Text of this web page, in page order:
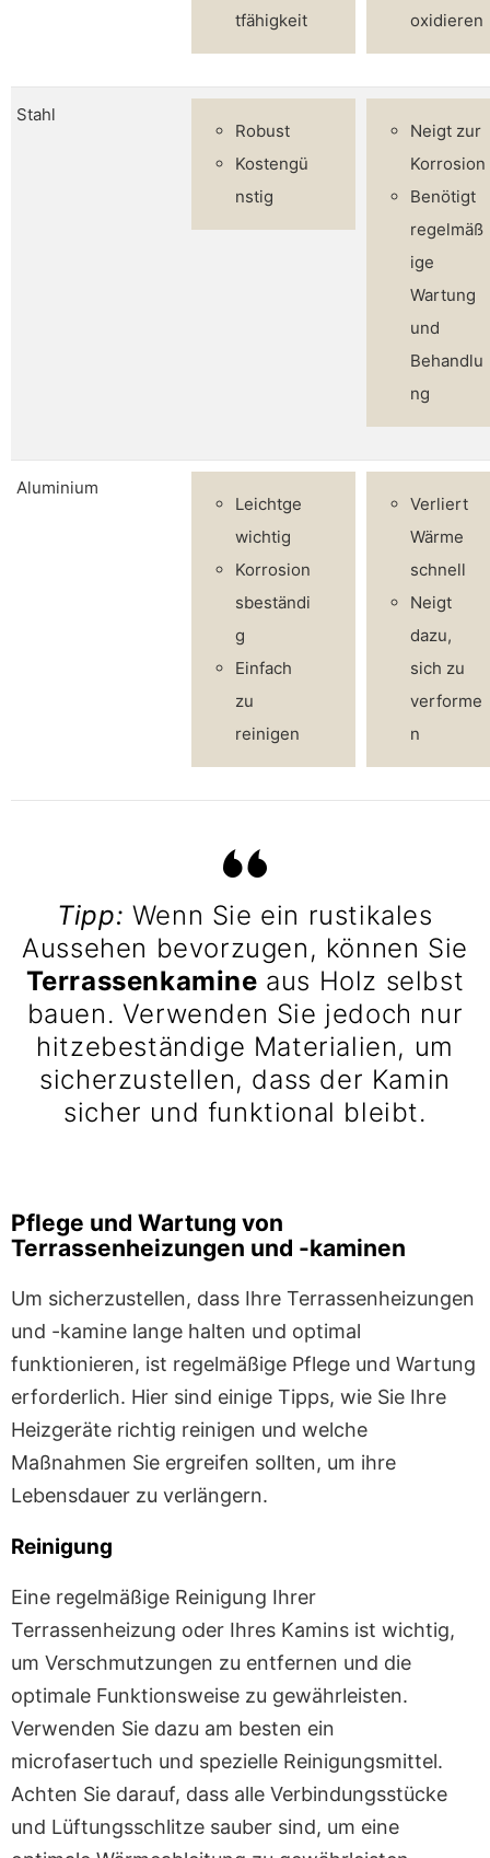
tfähigkeit
oxidieren
Stahl
Robust
Kostengü
nstig
Neigt zur
Korrosion
Benötigt
regelmäß
ige
Wartung
und
Behandlu
ng
Aluminium
Leichtge
wichtig
Korrosion
sbeständi
g
Einfach
zu
reinigen
Verliert
Wärme
schnell
Neigt
dazu,
sich zu
verforme
n
Tipp: Wenn Sie ein rustikales
Aussehen bevorzugen, können Sie
Terrassenkamine aus Holz selbst
bauen. Verwenden Sie jedoch nur
hitzebeständige Materialien, um
sicherzustellen, dass der Kamin
sicher und funktional bleibt.
Pflege und Wartung von
Terrassenheizungen und -kaminen
Um sicherzustellen, dass Ihre Terrassenheizungen
und -kamine lange halten und optimal
funktionieren, ist regelmäßige Pflege und Wartung
erforderlich. Hier sind einige Tipps, wie Sie Ihre
Heizgeräte richtig reinigen und welche
Maßnahmen Sie ergreifen sollten, um ihre
Lebensdauer zu verlängern.
Reinigung
Eine regelmäßige Reinigung Ihrer
Terrassenheizung oder Ihres Kamins ist wichtig,
um Verschmutzungen zu entfernen und die
optimale Funktionsweise zu gewährleisten.
Verwenden Sie dazu am besten ein
microfasertuch und spezielle Reinigungsmittel.
Achten Sie darauf, dass alle Verbindungsstücke
und Lüftungsschlitze sauber sind, um eine